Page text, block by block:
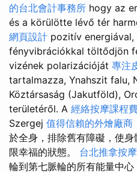
的台北會計事務所 hogy az
és a körülötte lévő tér
網頁設計 pozitív energiával,
fényvibrációkkal töltődjön
vizének polarizációját 專注
tartalmazza, Ynahszit falu,
Köztársaság (Jakutföld),
területéről. A 經絡按摩課程
Szergej 值得信賴的外燴廠商
於全身，排除舊有障礙，使
限幸福的狀態。 台北推拿按摩
輪到第七脈輪的所有能量中心